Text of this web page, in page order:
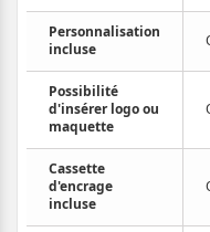
Personnalisation
incluse
Possibilité
d'insérer logo ou
maquette
Cassette
d'encrage
incluse